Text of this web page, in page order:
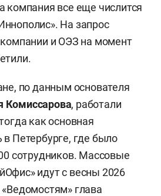
компания все еще числится
На запрос
и ОЭЗ на момент
по данным основателя
Комиссарова, работали
как основная
в Петербурге, где было
сотрудников. Массовые
идут с весны 2026
глава